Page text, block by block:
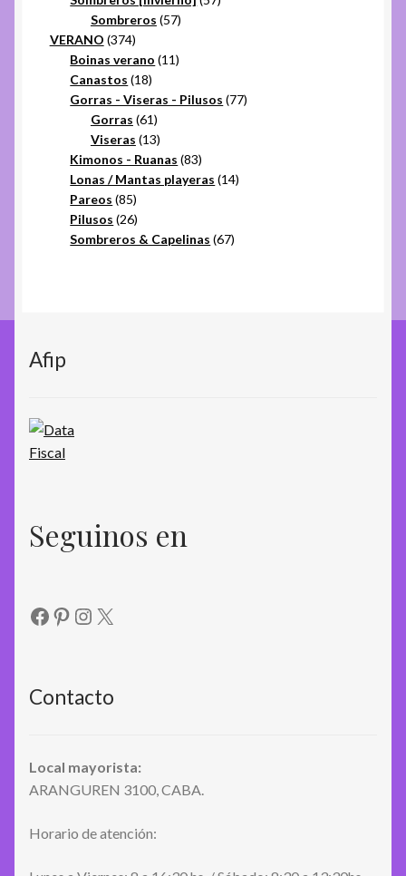
Sombreros 5757
VERANO 374374
productos
Boinas verano 1111
Canastos 1818
productos
Gorras - Viseras - Pilusos 7777
Gorras 6161
productos
Viseras 1313
productos
Kimonos - Ruanas 8383
productos
Lonas / Mantas playeras 1414
Pareos 8585
productos
Pilusos 2626
productos
Sombreros & Capelinas 6767
Afip
Seguinos en
Facebook
Pinterest
Instagram
X
Contacto
Local mayorista:
ARANGUREN 3100, CABA.
Horario de atención: